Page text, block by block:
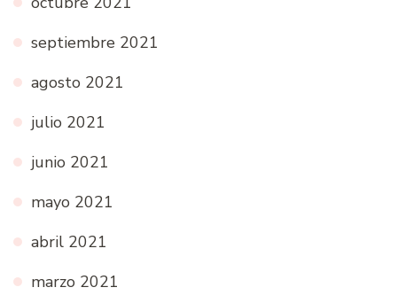
septiembre 2021
agosto 2021
julio 2021
junio 2021
mayo 2021
abril 2021
marzo 2021